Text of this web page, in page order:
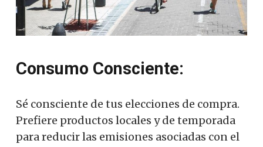
Consumo Consciente:
Sé consciente de tus elecciones de compra.
Prefiere productos locales y de temporada
para reducir las emisiones asociadas con el